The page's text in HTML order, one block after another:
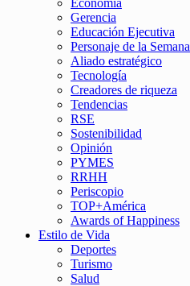
Economía
Gerencia
Educación Ejecutiva
Personaje de la Semana
Aliado estratégico
Tecnología
Creadores de riqueza
Tendencias
RSE
Sostenibilidad
Opinión
PYMES
RRHH
Periscopio
TOP+América
Awards of Happiness
Estilo de Vida
Deportes
Turismo
Salud